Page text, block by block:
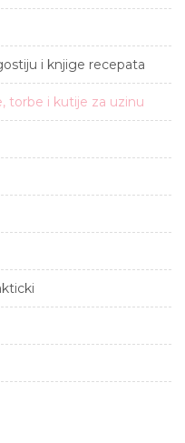
i knjige recepata
torbe i kutije za uzinu